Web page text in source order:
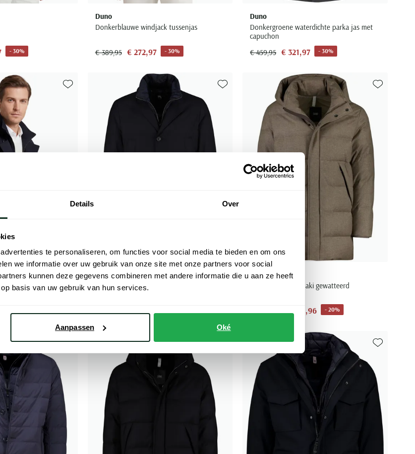
Details Over
te personaliseren, om functies voor social media te bieden en om ons
we informatie over uw gebruik van onze site met onze partners voor social
kunnen deze gegevens combineren met andere informatie die u aan ze heeft
basis van uw gebruik van hun services.
Aanpassen Oké
- 30%
Duno
Donkerblauwe windjack tussenjas
€ 389,95 € 272,97 - 30%
Duno
Donkergroene waterdichte parka jas met
capuchon
€ 459,95 € 321,97 - 30%
mantel zomerjas
Toevoegen aan favorieten
Duno
mantel jas Spencer waterdicht wol rits en
€ 649,95 € 519,96
Toevoegen aan favorieten
Duno
Winterjas effen khaki gewatteerd
€ 1.239,95 € 991,96 - 20%
Toevoegen aan favorieten Toevoegen aan favorieten